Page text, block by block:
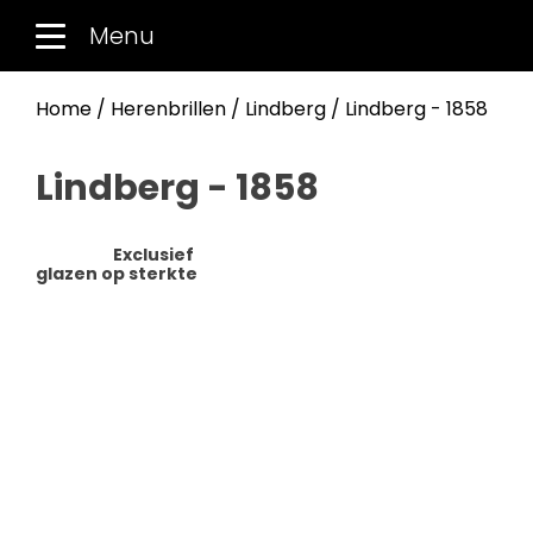
Menu
Home / Herenbrillen / Lindberg / Lindberg - 1858
Lindberg - 1858
Exclusief
glazen op sterkte